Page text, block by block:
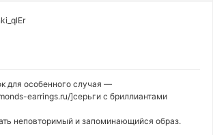
для особенного случая —
earrings.ru/]серьги с бриллиантами
неповторимый и запоминающийся образ.